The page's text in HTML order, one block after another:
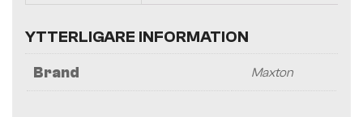
YTTERLIGARE INFORMATION
Brand Maxton